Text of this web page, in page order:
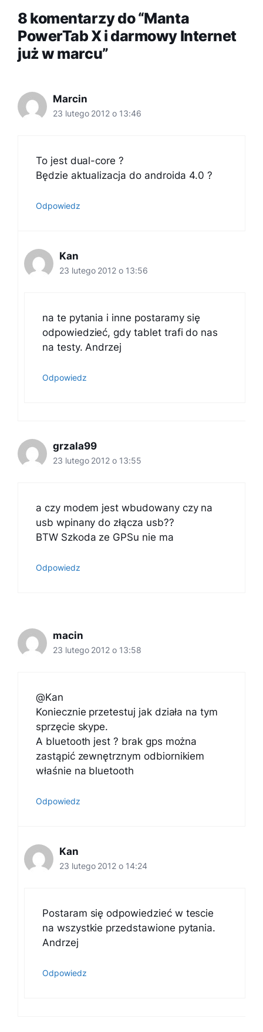
8 komentarzy do “Manta
PowerTab X i darmowy Internet
już w marcu”
Marcin
23 lutego 2012 o 13:46
To jest dual-core ?
Będzie aktualizacja do androida 4.0 ?
Odpowiedz
Kan
23 lutego 2012 o 13:56
na te pytania i inne postaramy się
odpowiedzieć, gdy tablet trafi do nas
na testy. Andrzej
Odpowiedz
grzala99
23 lutego 2012 o 13:55
a czy modem jest wbudowany czy na
usb wpinany do złącza usb??
BTW Szkoda ze GPSu nie ma
Odpowiedz
macin
23 lutego 2012 o 13:58
@Kan
Koniecznie przetestuj jak działa na tym
sprzęcie skype.
A bluetooth jest ? brak gps można
zastąpić zewnętrznym odbiornikiem
właśnie na bluetooth
Odpowiedz
Kan
23 lutego 2012 o 14:24
Postaram się odpowiedzieć w tescie
na wszystkie przedstawione pytania.
Andrzej
Odpowiedz